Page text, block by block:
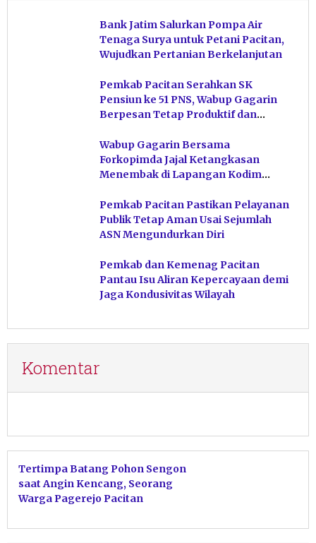
Bank Jatim Salurkan Pompa Air
Tenaga Surya untuk Petani Pacitan,
Wujudkan Pertanian Berkelanjutan
Pemkab Pacitan Serahkan SK
Pensiun ke 51 PNS, Wabup Gagarin
Berpesan Tetap Produktif dan
Wabup Gagarin Bersama
Forkopimda Jajal Ketangkasan
Menembak di Lapangan Kodim
Pemkab Pacitan Pastikan Pelayanan
Publik Tetap Aman Usai Sejumlah
ASN Mengundurkan Diri
Pemkab dan Kemenag Pacitan
Pantau Isu Aliran Kepercayaan demi
Jaga Kondusivitas Wilayah
Komentar
Tertimpa Batang Pohon Sengon
saat Angin Kencang, Seorang
Warga Pagerejo Pacitan